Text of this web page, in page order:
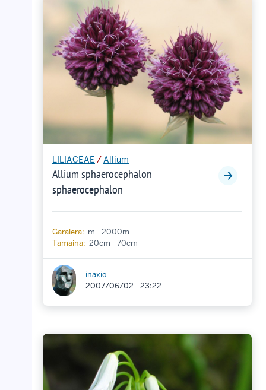
LILIACEAE /Allium
Allium sphaerocephalon
sphaerocephalon
Garaiera: m - 2000m
Tamaina: 20cm - 70cm
inaxio
2007/06/02 - 23:22